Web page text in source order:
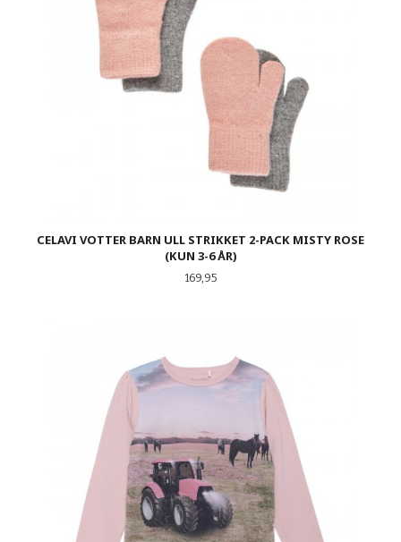
CELAVI VOTTER BARN ULL STRIKKET 2-PACK MISTY ROSE
(KUN 3-6 ÅR)
Pris
169,95